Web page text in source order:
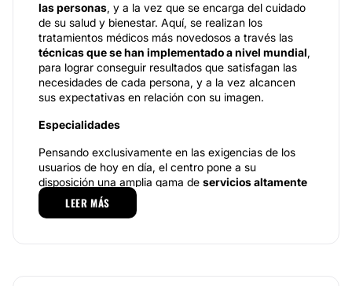
las personas, y a la vez que se encarga del cuidado
de su salud y bienestar. Aquí, se realizan los
tratamientos médicos más novedosos a través las
técnicas que se han implementado a nivel mundial,
para lograr conseguir resultados que satisfagan las
necesidades de cada persona, y a la vez alcancen
sus expectativas en relación con su imagen.
Especialidades
Pensando exclusivamente en las exigencias de los
usuarios de hoy en día, el centro pone a su
disposición una amplia gama de servicios altamente
profesionales
. En cuanto al
resaltar losprocedimientos quirúrgicos
LEER MÁS